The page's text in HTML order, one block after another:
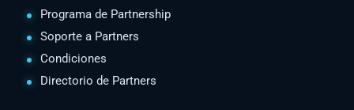
Programa de Partnership
Soporte a Partners
Condiciones
Directorio de Partners